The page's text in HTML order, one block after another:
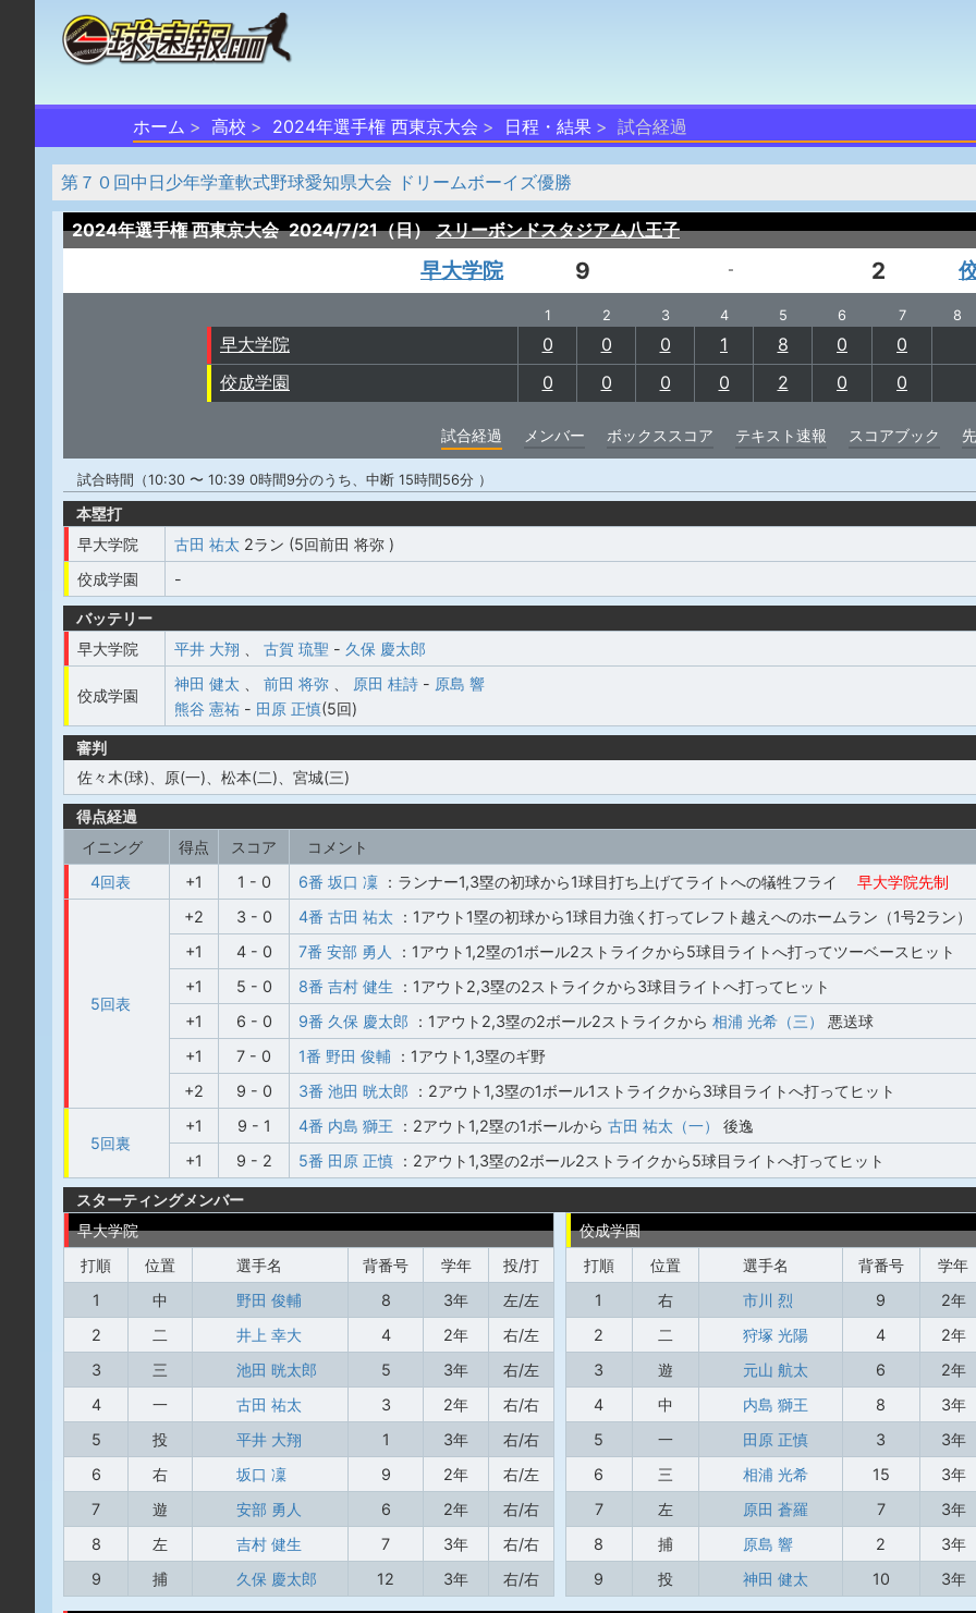
ホーム 高校 2024年選手権 西東京大会 日程・結果 試合経過
第７０回中日少年学童軟式野球愛知県大会 ドリームボーイズ優勝
2024年選手権 西東京大会 2024/7/21（日） スリーボンドスタジアム八王子
早大学院 9 - 2
1 2 3 4 5 6 7 8
早大学院 0 0 0 1 8 0
0
佼成学園
0 0 0 0 2 0 0
試合経過 メンバー ボックススコア テキスト速報 スコアブック
試合時間（10:30 〜 10:39 0時間9分のうち、中断 15時間56分 ）
本塁打
早大学院
古田 祐太 2ラン (5回前田 将弥 )
佼成学園
-
バッテリー
早大学院
平井 大翔 古賀 琉聖 - 久保 慶太郎
佼成学園
神田 健太 前田 将弥 原田 桂詩 - 原島 響
熊谷 憲祐 - 田原 正慎(5回)
審判
佐々木(球)、原(一)、松本(二)、宮城(三)
得点経過
イニング
得点 スコア
コメント
4回表
+1 1 - 0 6番 坂口 凜 ：ランナー1,3塁の初球から1球目打ち上げてライトへの犠牲フライ 早大学院先制
5回表
+2 3 - 0 4番 古田 祐太 ：1アウト1塁の初球から1球目力強く打ってレフト越えへのホームラン（1号2ラン）
+1
4 - 0 7番 安部 勇人
：1アウト1,2塁の1ボール2ストライクから5球目ライトへ打ってツーベースヒット
+1
5 - 0 8番 吉村 健生 ：1アウト2,3塁の2ストライクから3球目ライトへ打ってヒット
+1
6 - 0 9番 久保 慶太郎 ：1アウト2,3塁の2ボール2ストライクから 相浦 光希（三）
悪送球
+1
7 - 0 1番 野田 俊輔 ：1アウト1,3塁のギ野
+2
9 - 0 3番 池田 晄太郎 ：2アウト1,3塁の1ボール1ストライクから3球目ライトへ打ってヒット
5回裏
+1 9 - 1 4番 内島 獅王 ：2アウト1,2塁の1ボールから 古田 祐太（一）
後逸
+1
9 - 2 5番 田原 正慎 ：2アウト1,3塁の2ボール2ストライクから5球目ライトへ打ってヒット
スターティングメンバー
早大学院
打順
位置 選手名 背番号 学年
投/打
1
中 野田 俊輔 8 3年
左/左
2
二 井上 幸大 4 2年
右/左
3
三 池田 晄太郎 5 3年
右/左
4
一 古田 祐太 3 2年
右/右
5
投 平井 大翔 1 3年
右/右
6
右 坂口 凜 9 2年
右/左
7
遊 安部 勇人 6 2年
右/右
8
左 吉村 健生 7 3年
右/右
9
捕 久保 慶太郎 12 3年 右/右
佼成学園
打順
位置 選手名 背番号
学年
1
右 市川 烈 9
2年
2
二 狩塚 光陽 4
2年
3
遊 元山 航太 6
2年
4
中 内島 獅王 8
3年
5
一 田原 正慎 3
3年
6
三 相浦 光希 15
3年
7
左 原田 蒼羅 7
3年
8
捕 原島 響 2
3年
9
投 神田 健太 10 3年